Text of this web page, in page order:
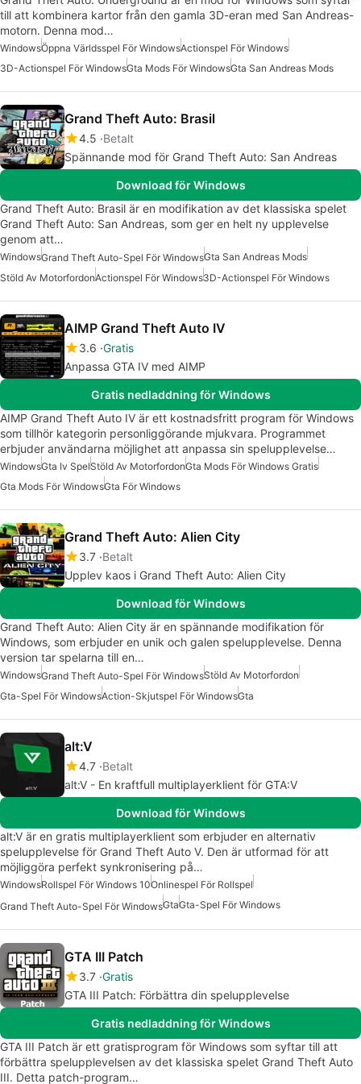
till att kombinera kartor från den gamla 3D-eran med San Andreas-
motorn. Denna mod…
WindowsÖppna Världsspel För WindowsActionspel För Windows
3D-Actionspel För WindowsGta Mods För WindowsGta San Andreas Mods
Grand Theft Auto: Brasil
4.5 Betalt
Spännande mod för Grand Theft Auto: San Andreas
Download för Windows
Grand Theft Auto: Brasil är en modifikation av det klassiska spelet
Grand Theft Auto: San Andreas, som ger en helt ny upplevelse
genom att…
WindowsGrand Theft Auto-Spel För WindowsGta San Andreas Mods
Stöld Av MotorfordonActionspel För Windows3D-Actionspel För Windows
AIMP Grand Theft Auto IV
3.6 Gratis
Anpassa GTA IV med AIMP
Gratis nedladdning för Windows
AIMP Grand Theft Auto IV är ett kostnadsfritt program för Windows
som tillhör kategorin personliggörande mjukvara. Programmet
erbjuder användarna möjlighet att anpassa sin spelupplevelse…
WindowsGta Iv SpelStöld Av MotorfordonGta Mods För Windows Gratis
Gta Mods För WindowsGta För Windows
Grand Theft Auto: Alien City
3.7 Betalt
Upplev kaos i Grand Theft Auto: Alien City
Download för Windows
Grand Theft Auto: Alien City är en spännande modifikation för
Windows, som erbjuder en unik och galen spelupplevelse. Denna
version tar spelarna till en…
WindowsGrand Theft Auto-Spel För WindowsStöld Av Motorfordon
Gta-Spel För WindowsAction-Skjutspel För WindowsGta
alt:V
4.7 Betalt
alt:V - En kraftfull multiplayerklient för GTA:V
Download för Windows
alt:V är en gratis multiplayerklient som erbjuder en alternativ
spelupplevelse för Grand Theft Auto V. Den är utformad för att
möjliggöra perfekt synkronisering på…
WindowsRollspel För Windows 10Onlinespel För Rollspel
Grand Theft Auto-Spel För WindowsGtaGta-Spel För Windows
GTA III Patch
3.7 Gratis
GTA III Patch: Förbättra din spelupplevelse
Gratis nedladdning för Windows
GTA III Patch är ett gratisprogram för Windows som syftar till att
förbättra spelupplevelsen av det klassiska spelet Grand Theft Auto
III. Detta patch-program…